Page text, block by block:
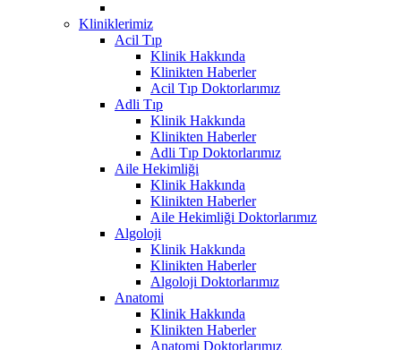
Kliniklerimiz
Acil Tıp
Klinik Hakkında
Klinikten Haberler
Acil Tıp Doktorlarımız
Adli Tıp
Klinik Hakkında
Klinikten Haberler
Adli Tıp Doktorlarımız
Aile Hekimliği
Klinik Hakkında
Klinikten Haberler
Aile Hekimliği Doktorlarımız
Algoloji
Klinik Hakkında
Klinikten Haberler
Algoloji Doktorlarımız
Anatomi
Klinik Hakkında
Klinikten Haberler
Anatomi Doktorlarımız